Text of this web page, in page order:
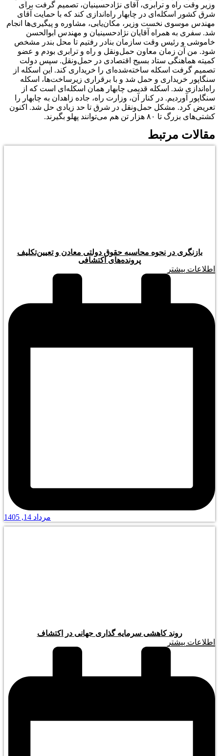
وزیر وقت راه و ترابری، آقای نژادحسینیان، تصمیم گرفت برای
شرق کشور اسکله‌ای در چابهار راه‌اندازی کند که با حمایت آقای
مهندس موسوی نخست وزیر، مکان‌یابی، مشاوره و پیگیری‌ها انجام
شد. سفری به همراه آقایان نژادحسینیان و مهندس ابوالحسن
خاموشی و رئیس وقت سازمان بنادر رفتیم تا محل بندر مشخص
شود. من آن زمان معاون حمل‌ونقل و راه و ترابری بودم و عضو
کمیته هماهنگی ستاد بسیج اقتصادی در حمل‌ونقل. سپس دولت
تصمیم گرفت اسکله ساخته‌شده‌ای را خریداری کند. این اسکله از
سنگاپور خریداری و حمل شد و با برقراری زیرساخت‌ها، اسکله
راه‌اندازی شد. اسکله قدیمی چابهار همان اسکله‌ای است که از
سنگاپور آوردیم. در کنار آن، وزارت راه، جاده زاهدان به چابهار را
تعریض کرد. مشکل حمل‌ونقل در شرق تا حد زیادی حل شد. اکنون
کشتی‌های بزرگ تا ۸۰ هزار تن هم می‌توانند پهلو بگیرند.
مقالات مرتبط
بازنگری در نحوه محاسبه حقوق دولتی معادن و تعیین‌تکلیف
پرونده‌های اکتشافی
اطلاعات بیشتر
مرداد 14, 1405
روند کاهشی سرمایه گذاری جهانی در اکتشاف
اطلاعات بیشتر